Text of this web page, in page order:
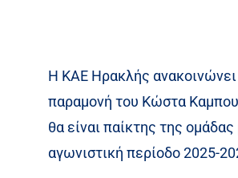
Η ΚΑΕ Ηρακλής ανακοινώνει
παραμονή του Κώστα
θα είναι παίκτης της ομάδας
αγωνιστική περίοδο 2025-